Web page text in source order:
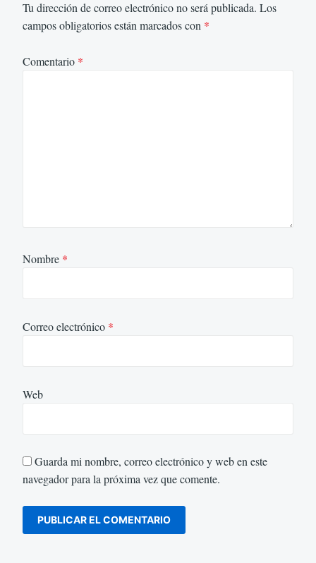
Tu dirección de correo electrónico no será publicada. Los
campos obligatorios están marcados con *
Comentario *
Nombre *
Correo electrónico *
Web
Guarda mi nombre, correo electrónico y web en este
navegador para la próxima vez que comente.